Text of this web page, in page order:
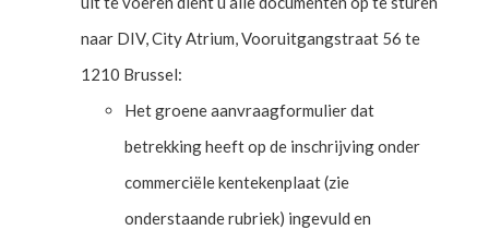
naar DIV, City Atrium, Vooruitgangstraat 56 te
1210 Brussel:
Het groene aanvraagformulier dat
betrekking heeft op de inschrijving onder
commerciële kentekenplaat (zie
onderstaande rubriek) ingevuld en